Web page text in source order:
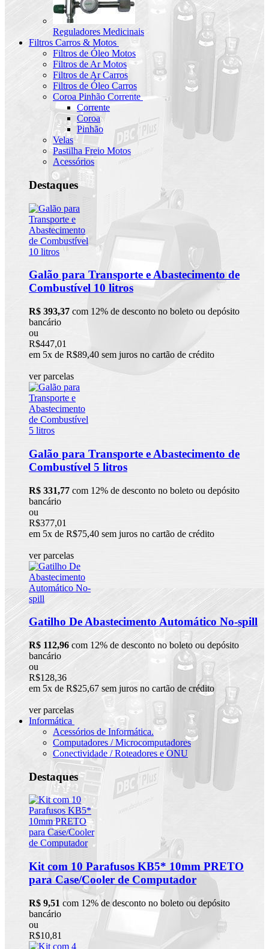
Reguladores Medicinais
Filtros Carros & Motos
Filtros de Óleo Motos
Filtros de Ar Motos
Filtros de Ar Carros
Filtros de Óleo Carros
Coroa Pinhão Corrente
Corrente
Coroa
Pinhão
Velas
Pastilha Freio Motos
Acessórios
Destaques
Galão para Transporte e Abastecimento de
Combustível 10 litros
R$ 393,37 com 12% de desconto no boleto ou depósito
bancário
ou
R$447,01
em 5x de R$89,40 sem juros no cartão de crédito
ver parcelas
Galão para Transporte e Abastecimento de
Combustível 5 litros
R$ 331,77 com 12% de desconto no boleto ou depósito
bancário
ou
R$377,01
em 5x de R$75,40 sem juros no cartão de crédito
ver parcelas
Gatilho De Abastecimento Automático No-spill
R$ 112,96 com 12% de desconto no boleto ou depósito
bancário
ou
R$128,36
em 5x de R$25,67 sem juros no cartão de crédito
ver parcelas
Informática
Acessórios de Informática.
Computadores / Microcomputadores
Conectividade / Roteadores e ONU
Destaques
Kit com 10 Parafusos KB5* 10mm PRETO
para Case/Cooler de Computador
R$ 9,51 com 12% de desconto no boleto ou depósito
bancário
ou
R$10,81